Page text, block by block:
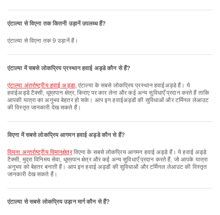
एंटाल्या से विएना तक कितनी उड़ानें उपलब्ध हैं?
एंटाल्या से विएना तक 9 उड़ानें हैं।
एंटाल्या में सबसे लोकप्रिय प्रस्थान हवाई अड्डे कौन से हैं?
एंटाल्या अंतर्राष्ट्रीय हवाई अड्डा, एंटाल्या के सबसे लोकप्रिय प्रस्थान हवाईअड्डे हैं। ये
हवाईअड्डे टैक्सी, धूम्रपान क्षेत्र, किराए पर कार लेना और कई अन्य सुविधाएँ प्रदान करते हैं ताकि
आपकी यात्रा का अनुभव बेहतर हो सके। आप इन हवाईअड्डों की सुविधाओं और टर्मिनल लेआउट
की विस्तृत जानकारी देख सकते हैं।
विएना में सबसे लोकप्रिय आगमन हवाई अड्डे कौन से हैं?
वियना अन्तर्राष्ट्रीय विमानक्षेत्रविएना के सबसे लोकप्रिय आगमन हवाई अड्डे हैं। ये हवाई अड्डे
टैक्सी, मुद्रा विनिमय सेवा, धूम्रपान क्षेत्र और कई अन्य सुविधाएँ प्रदान करते हैं, जो आपके यात्रा
अनुभव को बेहतर बनाती हैं। आप इन हवाई अड्डों की सुविधाओं और टर्मिनल लेआउट की विस्तृत
जानकारी देख सकते हैं।
एंटाल्या से सबसे लोकप्रिय उड़ान मार्ग कौन से हैं?